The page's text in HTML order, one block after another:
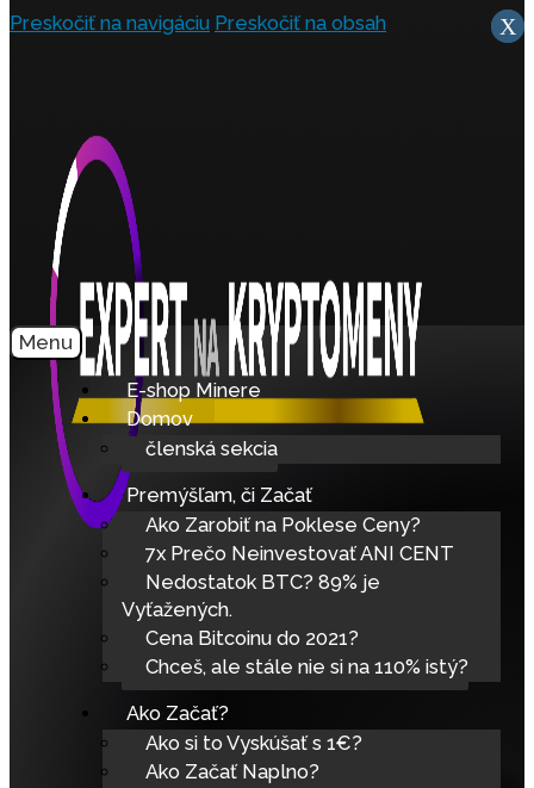
Preskočiť na navigáciu Preskočiť na obsah
Menu
E-shop Minere
Domov
členská sekcia
Premýšľam, či Začať
Ako Zarobiť na Poklese Ceny?
7x Prečo Neinvestovať ANI CENT
Nedostatok BTC? 89% je
Vyťažených.
Cena Bitcoinu do 2021?
Chceš, ale stále nie si na 110% istý?
Ako Začať?
Ako si to Vyskúšať s 1€?
Ako Začať Naplno?
x
X